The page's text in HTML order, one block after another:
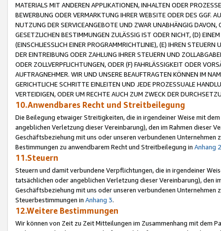
MATERIALS MIT ANDEREN APPLIKATIONEN, INHALTEN ODER
BEWERBUNG ODER VERMARKTUNG IHRER WEBSITE ODER DES GGF.
NUTZUNG DER SERVICEANGEBOTE UND ZWAR UNABHÄNGIG
GESETZLICHEN BESTIMMUNGEN ZULÄSSIG IST ODER NICHT, (D)
(EINSCHLIESSLICH EINER PROGRAMMRICHTLINIE), (E) IHREN
DER EINTREIBUNG ODER ZAHLUNG IHRER STEUERN UND
ODER ZOLLVERPFLICHTUNGEN, ODER (F) FAHRLÄSSIGKEIT ODER
AUFTRAGNEHMER. WIR UND UNSERE BEAUFTRAGTEN KÖNNEN IM
GERICHTLICHE SCHRITTE EINLEITEN UND JEDE PROZESSUALE
VERTEIDIGEN, ODER UM RECHTE AUCH ZUM ZWECK DER
10.Anwendbares Recht und Streitbeilegung
Die Beilegung etwaiger Streitigkeiten, die in irgendeiner Weise mit
angeblichen Verletzung dieser Vereinbarung), den im Rahmen dieser
Geschäftsbeziehung mit uns oder unseren verbundenen
Bestimmungen zu anwendbarem Recht und Streitbeilegung in Anhang 2
11.Steuern
Steuern und damit verbundene Verpflichtungen, die in irgendeiner
tatsächlichen oder angeblichen Verletzung dieser Vereinbarung), den
Geschäftsbeziehung mit uns oder unseren verbundenen
Steuerbestimmungen in Anhang 3.
12.Weitere Bestimmungen
Wir können von Zeit zu Zeit Mitteilungen im Zusammenhang mit dem